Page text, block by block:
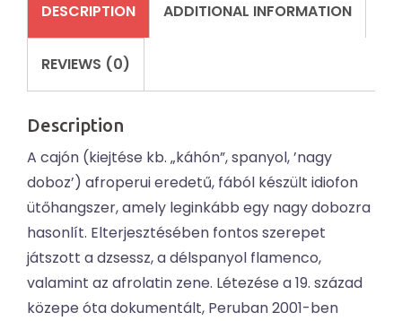
DESCRIPTION ADDITIONAL INFORMATION
REVIEWS (0)
Description
A cajón (kiejtése kb. „káhón”, spanyol, ’nagy
doboz’) afroperui eredetű, fából készült idiofon
ütőhangszer, amely leginkább egy nagy dobozra
hasonlít. Elterjesztésében fontos szerepet
játszott a dzsessz, a délspanyol flamenco,
valamint az afrolatin zene. Létezése a 19. század
közepe óta dokumentált, Peruban 2001-ben